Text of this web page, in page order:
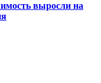
выросли на